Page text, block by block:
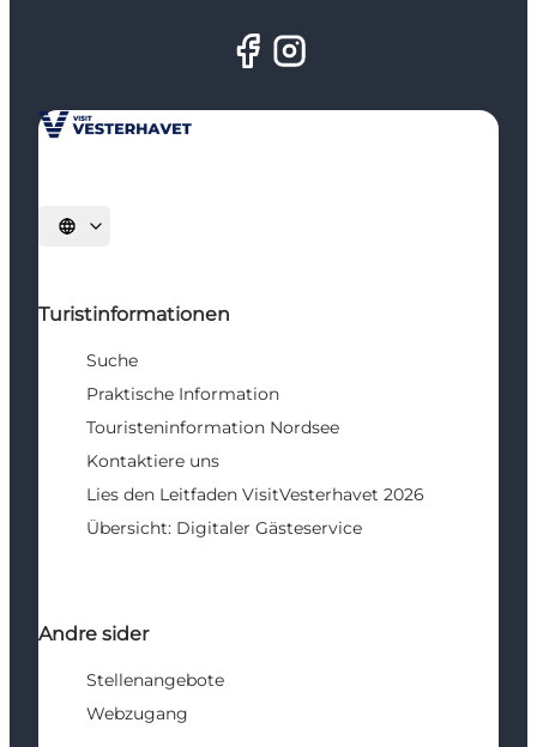
Sprache auswählen
Turistinformationen
Suche
Praktische Information
Touristeninformation Nordsee
Kontaktiere uns
Lies den Leitfaden VisitVesterhavet 2026
Übersicht: Digitaler Gästeservice
Andre sider
Stellenangebote
Webzugang